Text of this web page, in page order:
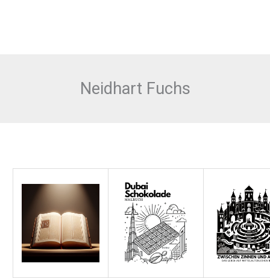
Neidhart Fuchs